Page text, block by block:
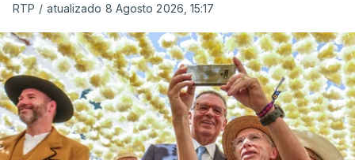
RTP / atualizado 8 Agosto 2026, 15:17